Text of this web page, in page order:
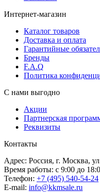
Интернет-магазин
Каталог товаров
Доставка и оплата
Гарантийные
Бренды
F.A.Q
Политика
С нами выгодно
Акции
Партнерская
Реквизиты
Контакты
Адрес: Россия, г. Москва,
Время работы: с 9:00 до
Телефон: +7 (495) 540-54-24
E-mail: info@kkmsale.ru